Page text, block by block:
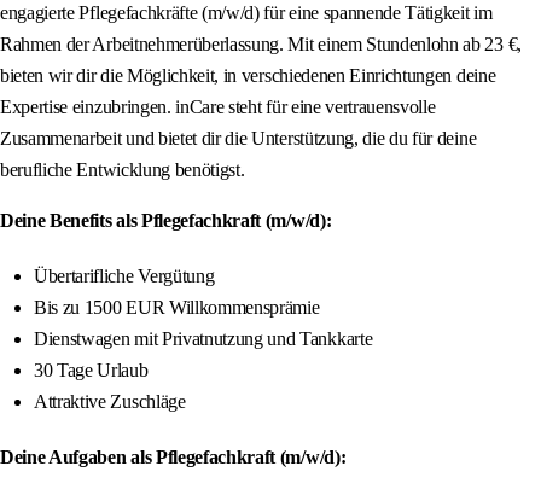
engagierte Pflegefachkräfte (m/w/d) für eine spannende Tätigkeit im
Rahmen der Arbeitnehmerüberlassung. Mit einem Stundenlohn ab 23 €,
bieten wir dir die Möglichkeit, in verschiedenen Einrichtungen deine
Expertise einzubringen. inCare steht für eine vertrauensvolle
Zusammenarbeit und bietet dir die Unterstützung, die du für deine
berufliche Entwicklung benötigst.
Deine Benefits als Pflegefachkraft (m/w/d):
Übertarifliche Vergütung
Bis zu 1500 EUR Willkommensprämie
Dienstwagen mit Privatnutzung und Tankkarte
30 Tage Urlaub
Attraktive Zuschläge
Deine Aufgaben als Pflegefachkraft (m/w/d):